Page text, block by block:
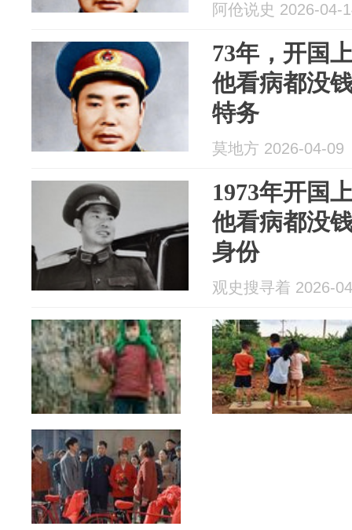
阿伧说史 2026-04-
73年，开国
他看病都没
特务
莫地方 2026-04-09
1973年开国
他看病都没
身份
观史搜寻着 2026-